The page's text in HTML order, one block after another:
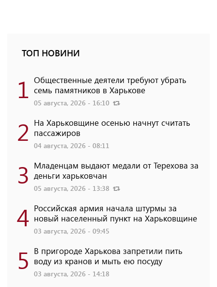
ТОП НОВИНИ
1 Общественные деятели требуют убрать
семь памятников в Харькове
05 августа, 2026 - 16:10
2 На Харьковщине осенью начнут считать
пассажиров
04 августа, 2026 - 08:11
3 Младенцам выдают медали от Терехова за
деньги харьковчан
05 августа, 2026 - 13:38
4 Российская армия начала штурмы за
новый населенный пункт на Харьковщине
03 августа, 2026 - 09:45
5 В пригороде Харькова запретили пить
воду из кранов и мыть ею посуду
03 августа, 2026 - 14:18